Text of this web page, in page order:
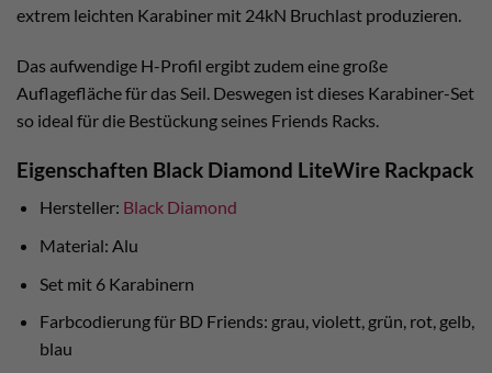
extrem leichten Karabiner mit 24kN Bruchlast produzieren.
Das aufwendige H-Profil ergibt zudem eine große
Auflagefläche für das Seil. Deswegen ist dieses Karabiner-Set
so ideal für die Bestückung seines Friends Racks.
Eigenschaften Black Diamond LiteWire Rackpack
Hersteller: Black Diamond
Material: Alu
Set mit 6 Karabinern
Farbcodierung für BD Friends: grau, violett, grün, rot, gelb,
blau